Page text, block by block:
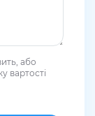
або
вартості